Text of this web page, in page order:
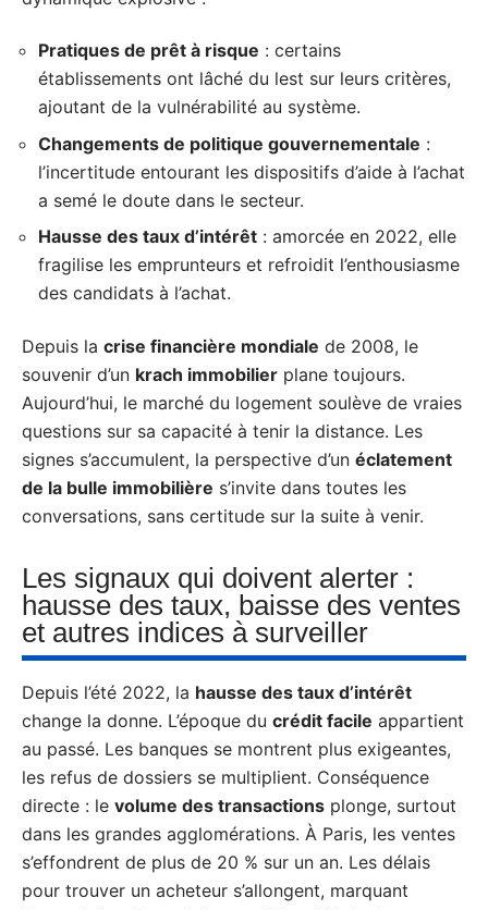
Pratiques de prêt à risque : certains
établissements ont lâché du lest sur leurs critères,
ajoutant de la vulnérabilité au système.
Changements de politique gouvernementale :
l’incertitude entourant les dispositifs d’aide à l’achat
a semé le doute dans le secteur.
Hausse des taux d’intérêt : amorcée en 2022, elle
fragilise les emprunteurs et refroidit l’enthousiasme
des candidats à l’achat.
Depuis la crise financière mondiale de 2008, le
souvenir d’un krach immobilier plane toujours.
Aujourd’hui, le marché du logement soulève de vraies
questions sur sa capacité à tenir la distance. Les
signes s’accumulent, la perspective d’un éclatement
de la bulle immobilière s’invite dans toutes les
conversations, sans certitude sur la suite à venir.
Les signaux qui doivent alerter :
hausse des taux, baisse des ventes
et autres indices à surveiller
Depuis l’été 2022, la hausse des taux d’intérêt
change la donne. L’époque du crédit facile appartient
au passé. Les banques se montrent plus exigeantes,
les refus de dossiers se multiplient. Conséquence
directe : le volume des transactions plonge, surtout
dans les grandes agglomérations. À Paris, les ventes
s’effondrent de plus de 20 % sur un an. Les délais
pour trouver un acheteur s’allongent, marquant